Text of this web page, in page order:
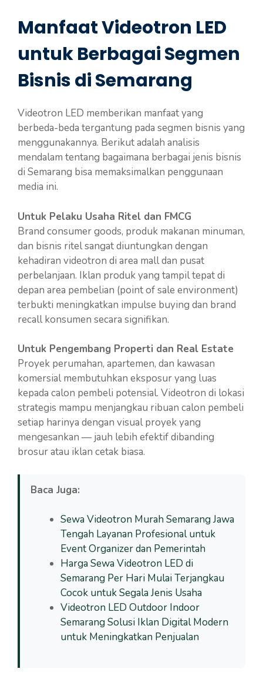
Manfaat Videotron LED
untuk Berbagai Segmen
Bisnis di Semarang
Videotron LED memberikan manfaat yang
berbeda-beda tergantung pada segmen bisnis yang
menggunakannya. Berikut adalah analisis
mendalam tentang bagaimana berbagai jenis bisnis
di Semarang bisa memaksimalkan penggunaan
media ini.
Untuk Pelaku Usaha Ritel dan FMCG
Brand consumer goods, produk makanan minuman,
dan bisnis ritel sangat diuntungkan dengan
kehadiran videotron di area mall dan pusat
perbelanjaan. Iklan produk yang tampil tepat di
depan area pembelian (point of sale environment)
terbukti meningkatkan impulse buying dan brand
recall konsumen secara signifikan.
Untuk Pengembang Properti dan Real Estate
Proyek perumahan, apartemen, dan kawasan
komersial membutuhkan eksposur yang luas
kepada calon pembeli potensial. Videotron di lokasi
strategis mampu menjangkau ribuan calon pembeli
setiap harinya dengan visual proyek yang
mengesankan — jauh lebih efektif dibanding
brosur atau iklan cetak biasa.
Baca Juga:
Sewa Videotron Murah Semarang Jawa
Tengah Layanan Profesional untuk
Event Organizer dan Pemerintah
Harga Sewa Videotron LED di
Semarang Per Hari Mulai Terjangkau
Cocok untuk Segala Jenis Usaha
Videotron LED Outdoor Indoor
Semarang Solusi Iklan Digital Modern
untuk Meningkatkan Penjualan